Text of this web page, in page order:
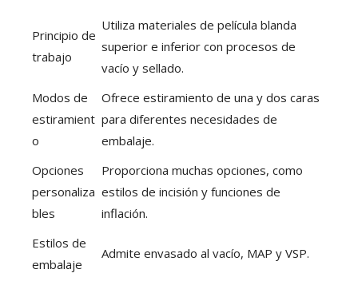
Principio de
trabajo
Utiliza materiales de película blanda
superior e inferior con procesos de
vacío y sellado.
Modos de
estiramient
o
Ofrece estiramiento de una y dos caras
para diferentes necesidades de
embalaje.
Opciones
personaliza
bles
Proporciona muchas opciones, como
estilos de incisión y funciones de
inflación.
Estilos de
embalaje
Admite envasado al vacío, MAP y VSP.